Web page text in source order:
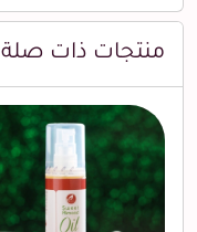
منتجات ذات صلة